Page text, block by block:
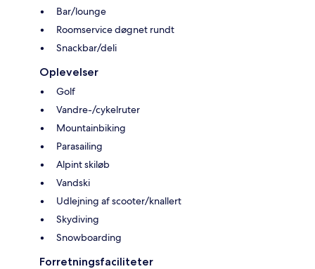
Bar/lounge
Roomservice døgnet rundt
Snackbar/deli
Oplevelser
Golf
Vandre-/cykelruter
Mountainbiking
Parasailing
Alpint skiløb
Vandski
Udlejning af scooter/knallert
Skydiving
Snowboarding
Forretningsfaciliteter